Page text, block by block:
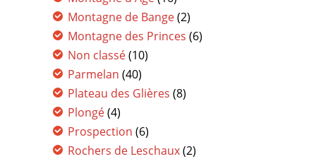
Montagne de Bange(2)
Montagne des Princes (6)
Non classé(10)
Parmelan (40)
Plateau des Glières (8)
Plongé(4)
Prospection (6)
Rochers de Leschaux(2)